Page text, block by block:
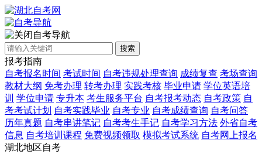
自考导航
搜索
报考指南
自考报名时间 考试时间 自考违规处理查询 成绩复查 考场查询
教材大纲 免考办理 转考办理 实践考核 毕业申请 学位英语培
训 学位申请 专升本 考生服务平台 自考报考动态 自考政策 自
考考试计划 自考实践毕业 自考专业 自考成绩查询 自考问答
历年真题 自考串讲笔记 自考考生手记 自考学习方法 外省自考
信息 自考培训课程 免费视频领取 模拟考试系统 自考网上报名
湖北地区自考